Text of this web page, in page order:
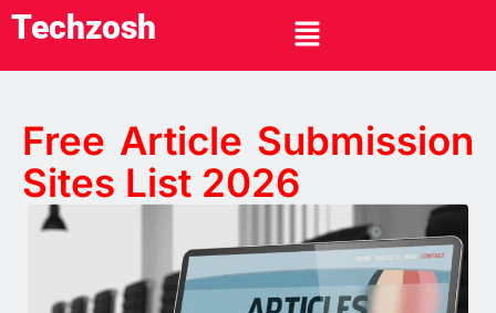
Techzosh
Free Article Submission
Sites List 2026